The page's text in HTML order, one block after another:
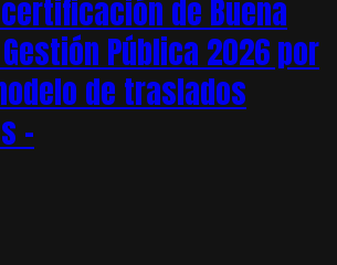
de Buena
Pública 2026 por
de traslados
–